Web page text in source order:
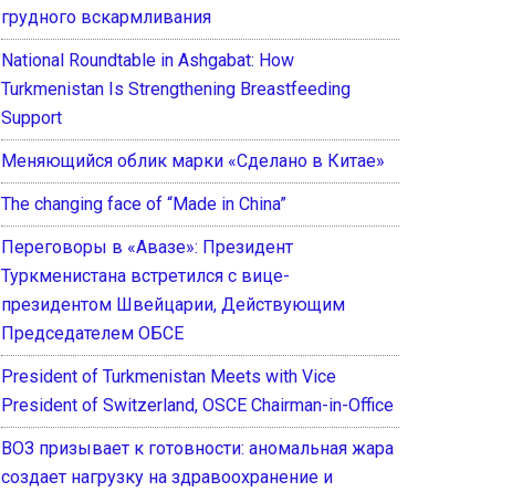
грудного вскармливания
National Roundtable in Ashgabat: How
Turkmenistan Is Strengthening Breastfeeding
Support
Меняющийся облик марки «Сделано в Китае»
The changing face of “Made in China”
Переговоры в «Авазе»: Президент
Туркменистана встретился с вице-
президентом Швейцарии, Действующим
Председателем ОБСЕ
President of Turkmenistan Meets with Vice
President of Switzerland, OSCE Chairman-in-Office
ВОЗ призывает к готовности: аномальная жара
создает нагрузку на здравоохранение и